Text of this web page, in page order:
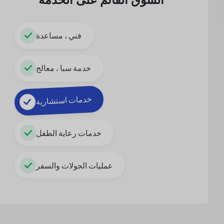
فني ، مساعدة
خدمة سبا ، معالج
خدمات استشارية
خدمات رعاية الطفل
عمليات الجولات والسفر